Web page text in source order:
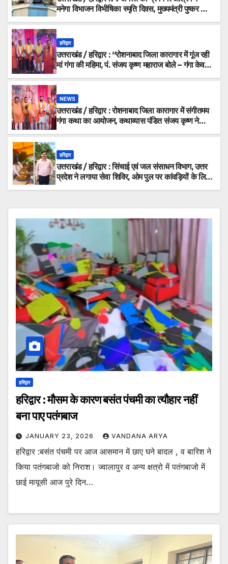
मनेगा विभाजन विभीषिका स्मृति दिवस, मुख्यमंत्री पुष्कर सिंह
हरिद्वार
उत्तराखंड / हरिद्वार : “रोशनाबाद जिला कारागार में गूंज रही
मां गंगा की महिमा, पं. संजय कृष्ण महाराज बोले – गंगा केवल
NEWS
उत्तराखंड / हरिद्वार : रोशनाबाद जिला कारागार में संगीतमय
गंगा कथा का आयोजन, कथाव्यास पंडित संजय कृष्ण ने
हरिद्वार
उत्तराखंड / हरिद्वार : सिंचाई एवं जल संसाधन विभाग, उत्तर
प्रदेश ने लगाया सेवा शिविर, ओम पुल पर कांवड़ियों के लिए
हरिद्वार
हरिद्वार : मौसम के कारण बसंत पंचमी का त्यौहार नहीं
बना पाए पतंगबाज
JANUARY 23, 2026 VANDANA ARYA
हरिद्वार :बसंत पंचमी पर आज आसमान में छाए घने बादल , व बारिश ने
किया पतंगबाजो को निराश। ज्वालापुर व अन्य क्षत्रो में पतंगबाजो में
छाई मायूसी आज पुरे दिन…